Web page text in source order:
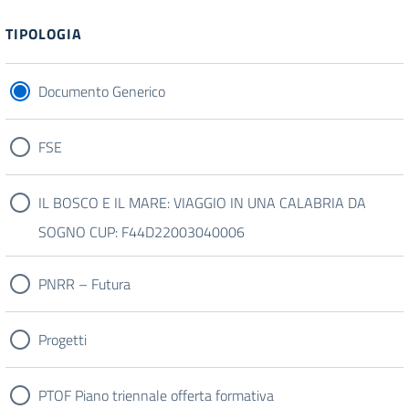
TIPOLOGIA
Documento Generico
FSE
IL BOSCO E IL MARE: VIAGGIO IN UNA CALABRIA DA
SOGNO CUP: F44D22003040006
PNRR – Futura
Progetti
PTOF Piano triennale offerta formativa